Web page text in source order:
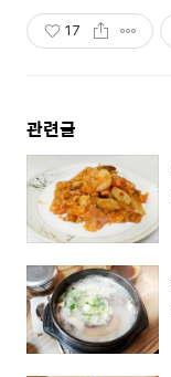
17
관련글